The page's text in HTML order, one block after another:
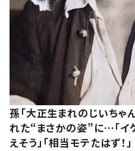
孫「大正生まれのじいちゃ
れた“まさかの姿”に…「イケ
えそう」「相当モテたはず！」